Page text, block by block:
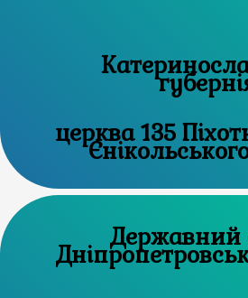
церква 135
Державний